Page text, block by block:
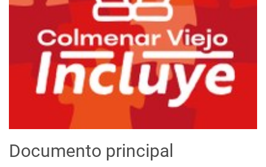
Documento principal